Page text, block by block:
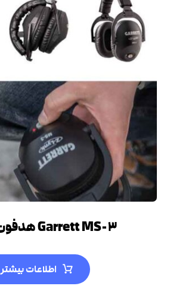
Garrett MS-۳ هدفون بی‌سیم
اطلاعات بیشتر